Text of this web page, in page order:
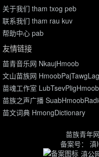
关于我们 tham txog peb
联系我们 tham rau kuv
帮助中心 pab
友情链接
苗青音乐网 NkaujHmoob
文山苗族网 HmoobPajTawgLag
苗魂工作室 LubTsevPligHmoob
苗族之声广播
苗文词典 HmongDictionary
苗族青年
备案号： 滇
滇公